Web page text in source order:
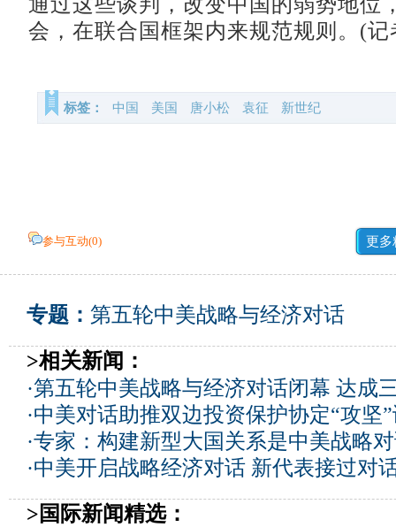
通过这些谈判，改变中国的弱势地位
会，在联合国框架内来规范规则。(记
标签： 中国 美国 唐小松 袁征 新世纪
参与互动(0) 更多
专题： 第五轮中美战略与经济对话
>相关新闻：
·第五轮中美战略与经济对话闭幕 达成
·中美对话助推双边投资保护协定“攻坚
·专家：构建新型大国关系是中美战略
·中美开启战略经济对话 新代表接过对
>国际新闻精选：